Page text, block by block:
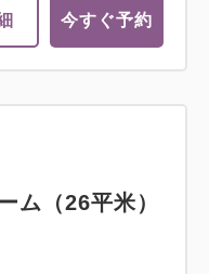
今すぐ予約
ム（26平米）